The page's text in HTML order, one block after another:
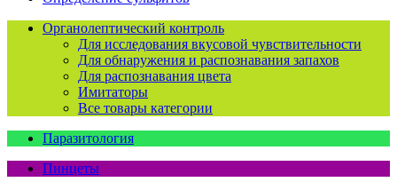
Органолептический контроль
Для исследования вкусовой чувствительности
Для обнаружения и распознавания запахов
Для распознавания цвета
Имитаторы
Все товары категории
Паразитология
Пинцеты